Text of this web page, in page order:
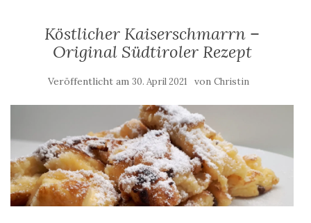
Köstlicher Kaiserschmarrn –
Original Südtiroler Rezept
Veröffentlicht am 30. April 2021 von Christin